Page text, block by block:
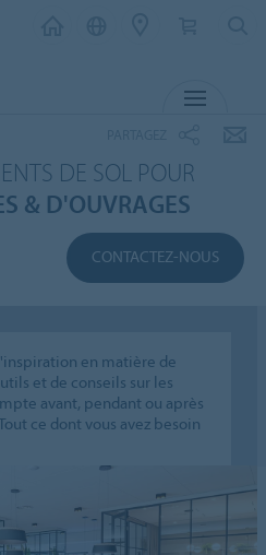
DE SOL POUR
& D'OUVRAGES
CONTACTEZ-NOUS
en matière de
et de conseils sur les
avant, pendant ou après
ce dont vous avez besoin